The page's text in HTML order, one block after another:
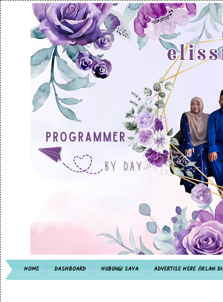
HOME DASHBOARD HUBUNGI SAYA ADVERTISE HERE /IKLAN